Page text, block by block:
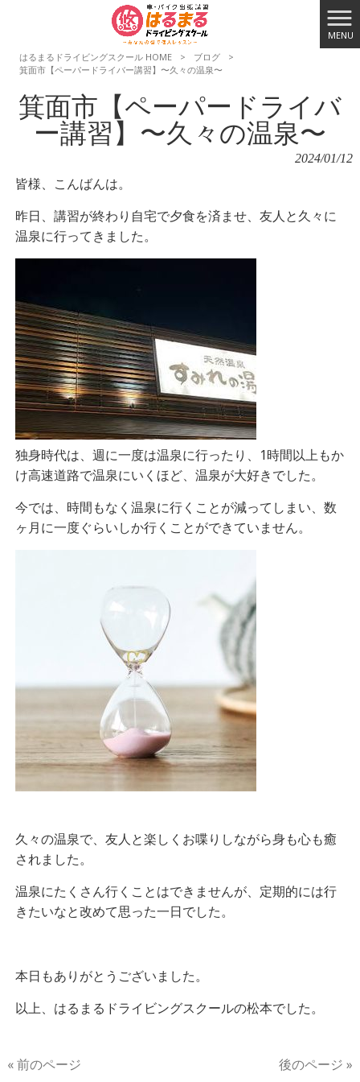
MENU
はるまるドライビングスクール HOME
> ブログ
>
箕面市【ペーパードライバー講習】〜久々の温泉〜
箕面市【ペーパードライバ
ー講習】〜久々の温泉〜
2024/01/12
皆様、こんばんは。
昨日、講習が終わり自宅で夕食を済ませ、友人と久々に
温泉に行ってきました。
独身時代は、週に一度は温泉に行ったり、1時間以上もか
け高速道路で温泉にいくほど、温泉が大好きでした。
今では、時間もなく温泉に行くことが減ってしまい、数
ヶ月に一度ぐらいしか行くことができていません。
久々の温泉で、友人と楽しくお喋りしながら身も心も癒
されました。
温泉にたくさん行くことはできませんが、定期的には行
きたいなと改めて思った一日でした。
本日もありがとうございました。
以上、はるまるドライビングスクールの松本でした。
« 前のページ 後のページ »